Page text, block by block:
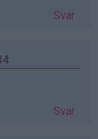
Svar
Svar